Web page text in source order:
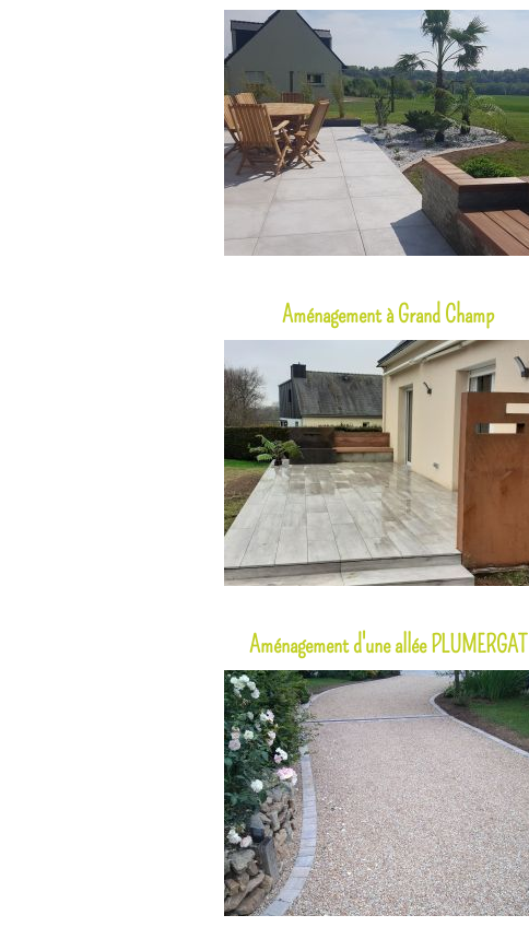
Aménagement à Grand Champ
Aménagement d'une allée PLUMERGAT